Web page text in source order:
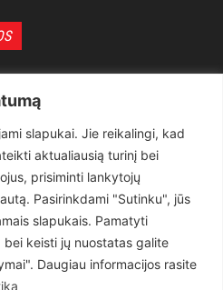
slapukai. Jie reikalingi, kad
aktualiausią turinį bei
prisiminti lankytojų
Pasirinkdami "Sutinku", jūs
slapukais. Pamatyti
bei keisti jų nuostatas galite
Daugiau informacijos rasite
1497
619